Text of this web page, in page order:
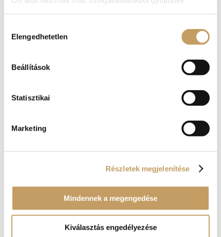
kiválasztása
Elengedhetetlen
Beállítások
Statisztikai
Marketing
Részletek megjelenítése
Mindennek a megengedése
Kiválasztás engedélyezése
azonban gyógyír!
gondolni, ahogyan arra sem feltétlenül
gondolunk a realitás talaján, hogy
szomorúsággal küszködő párokat egy 3
hónapos kubai vakációra. Nem rossz ötlet
Reneszánsz Ajándékutalvány
valószínűleg elérhetőbb egy fokkal…
hétvégi nap, ami tényleg kimozdítja őket a
színtelen körforgásból, amit az ifjú léleknek
a januártól február végéig tartó időszak
jelent. Egy hamisítatlan középkori lakoma,
egy romantikus délután Visegrádon, egy
csodás vacsora a Renaissance Étteremben
születésnapokkal és névnapokkal is össze